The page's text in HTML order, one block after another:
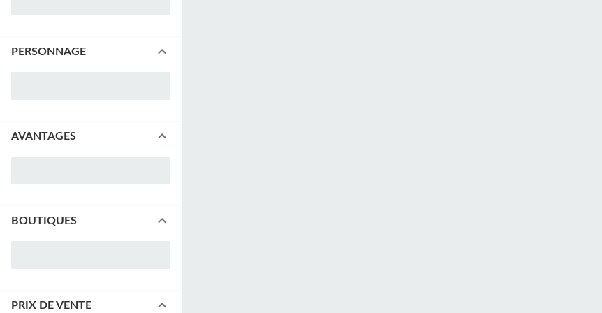
PERSONNAGE
AVANTAGES
BOUTIQUES
PRIX DE VENTE